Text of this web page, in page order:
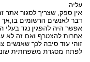
עליה.
אין ספק, שצריך לסגור אתר
דבר לאנשים הרשומים
אפשר היה להפגין נגד
אחרות להצטרף ואם זה לא
זוהי עוד סיבה לכך שאנשים
לפתח מסגרת משפחתית